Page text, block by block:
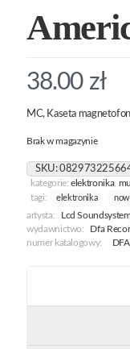
38.00 zł
MC, Kaseta
Brak w magazynie
SKU:
kategorie:elektronika,
tagi:
elektronika
artysta:
Lcd Soundsystem
wydawnictwo:
Dfa
numer katalogowy: